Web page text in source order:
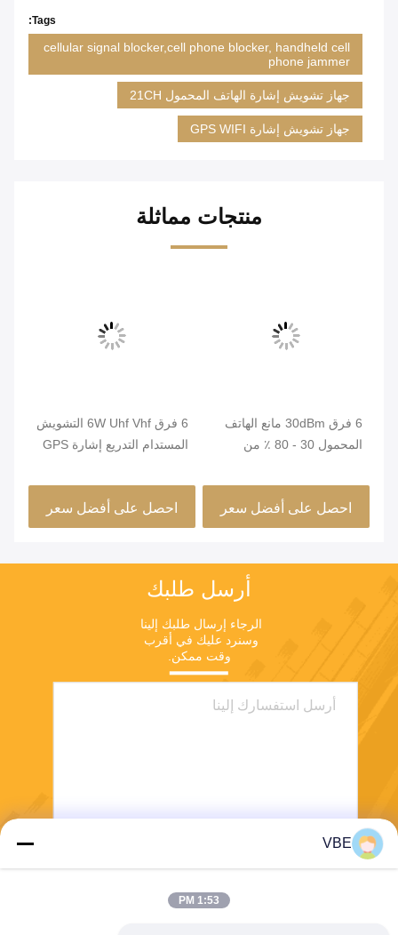
Tags:
cellular signal blocker,cell phone blocker, handheld cell
phone jammer
جهاز تشويش إشارة الهاتف المحمول 21CH
جهاز تشويش إشارة GPS WIFI
منتجات مماثلة
6 فرق 30dBm مانع الهاتف
المحمول 30 - 80 ٪ من
احصل على أفضل سعر
6 فرق 6W Uhf Vhf التشويش
المستدام التدريع إشارة GPS
احصل على أفضل سعر
أرسل طلبك
وقت ممكن.
VBE
1:53 PM